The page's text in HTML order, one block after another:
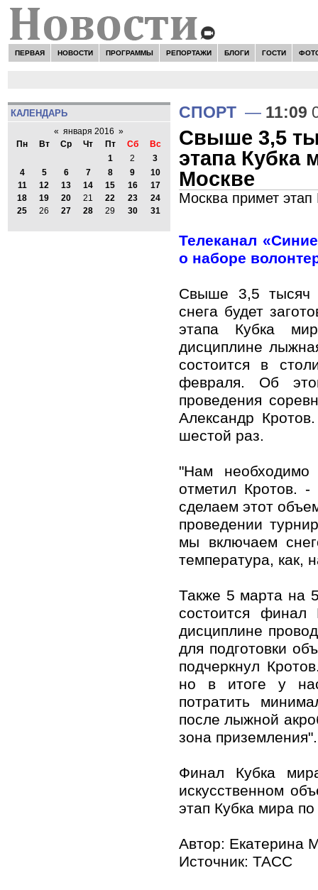
ПЕРВАЯ НОВОСТИ ПРОГРАММЫ РЕПОРТАЖИ БЛОГИ ГОСТИ
КАЛЕНДАРЬ
« января 2016 »
Пн
Вт Ср Чт Пт Сб
Вс
1
2
3
4
5 6 7 8 9
10
11
12 13 14 15 16
17
18
19 20 21 22 23
24
25
26 27 28 29 30 31
СПОРТ — 11:09
Свыше 3,5
этапа Кубка
Москве
Москва примет
Телеканал
о наборе
Свыше 3,5 тысяч
снега будет
этапа Кубка
дисциплине
состоится в
февраля. Об
проведения
Александр
шестой раз.
"Нам необходимо
отметил Кротов.
сделаем этот
проведении
мы включаем
температура, как,
Также 5 марта на
состоится
дисциплине
для подготовки
подчеркнул
но в итоге у нас
потратить
после лыжной
зона приземления".
Финал Кубка
искусственном
этап Кубка мира
Автор: Екатерина
Источник: ТАСС